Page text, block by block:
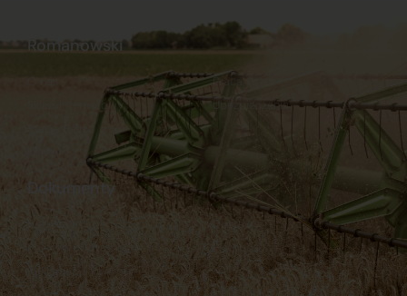
Dokumenty
Regulamin
Polityka prywatności
Reklamacje i zwroty
Dostawy
Płatności
Romanowski
Sklep internetowy
Praca
Ubezpieczenia